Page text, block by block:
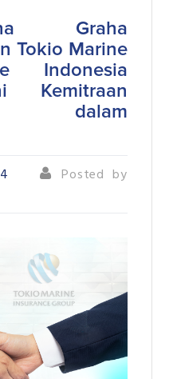
Graha
Tokio Marine
Indonesia
Kemitraan
dalam
Posted by